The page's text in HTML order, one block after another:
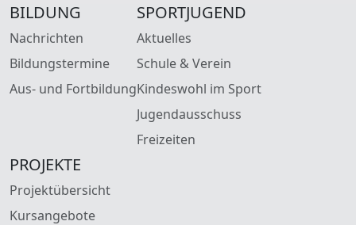
BILDUNG
Nachrichten
Bildungstermine
Aus- und Fortbildung
SPORTJUGEND
Aktuelles
Schule & Verein
Kindeswohl im Sport
Jugendausschuss
Freizeiten
PROJEKTE
Projektübersicht
Kursangebote